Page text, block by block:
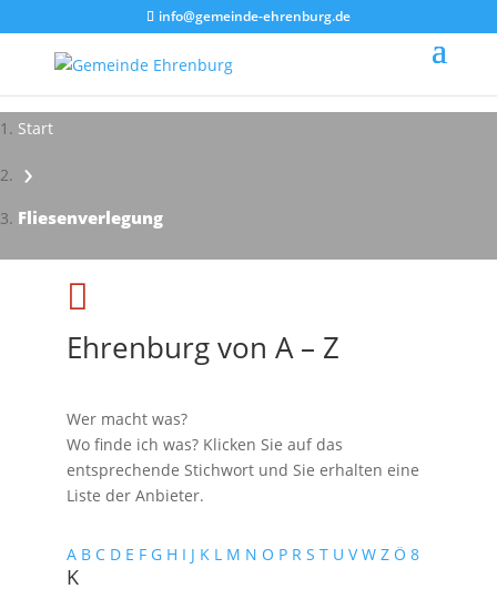
info@gemeinde-ehrenburg.de
Start
›
Fliesenverlegung

Ehrenburg von A – Z
Wer macht was?
Wo finde ich was? Klicken Sie auf das
entsprechende Stichwort und Sie erhalten eine
Liste der Anbieter.
A B C D E F G H I J K L M N O P R S T U V W Z Ö 8
K